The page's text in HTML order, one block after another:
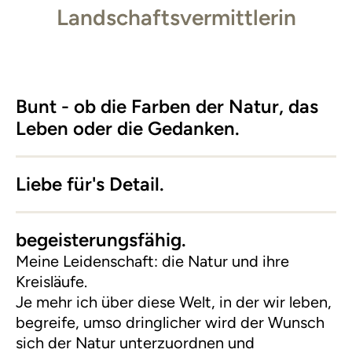
Landschaftsvermittlerin
Bunt - ob die Farben der Natur, das
Leben oder die Gedanken.
Liebe für's Detail.
begeisterungsfähig.
Meine Leidenschaft: die Natur und ihre
Kreisläufe.
Je mehr ich über diese Welt, in der wir leben,
begreife, umso dringlicher wird der Wunsch
sich der Natur unterzuordnen und